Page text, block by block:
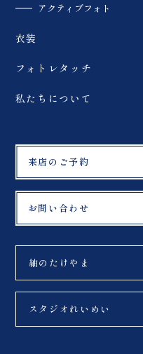
アクティブフォト
衣装
フォトレタッチ
私たちについて
来店のご予約
お問い合わせ
紬のたけやま
スタジオれいめい